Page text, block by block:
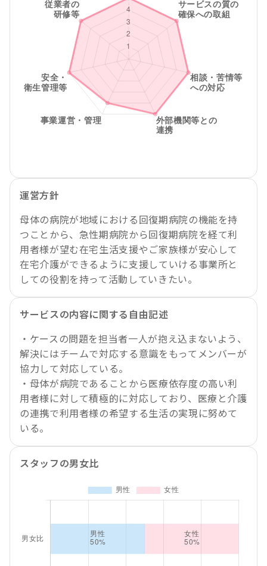
運営方針
母体の病院が地域における回復期病院の機能を持
つことから、急性期病院から回復期病院を経て利
用者様が望む在宅生活支援やご家族様が安心して
在宅介護ができるように支援していける事業所と
しての役割を持って活動していきたい。
サービスの内容に関する自由記述
・ケースの問題を担当者一人が抱え込まないよう、
解決にはチームで対応する意識をもってメンバーが
協力して対応している。
・母体が病院であることから医療依存度の高い利
用者様に対して積極的に対応しており、医療と介護
の連携で利用者様の希望する生活の実現に努めて
いる。
スタッフの男女比